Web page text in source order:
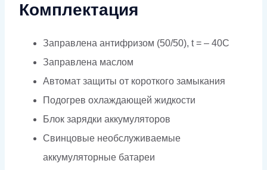
Комплектация
Заправлена антифризом (50/50), t = – 40C
Заправлена маслом
Автомат защиты от короткого замыкания
Подогрев охлаждающей жидкости
Блок зарядки аккумуляторов
Свинцовые необслуживаемые
аккумуляторные батареи